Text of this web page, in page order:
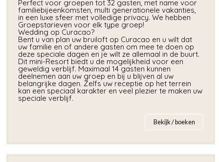
Perfect voor groepen tot 32 gasten, met name voor
familiebijeenkomsten, multi generationele vakanties,
in een luxe sfeer met volledige privacy. We hebben
Groepstarieven voor elk type groep!
Wedding op Curacao?
Bent u van plan uw bruiloft op Curacao en u wilt dat
uw familie en of andere gasten om mee te doen op
deze speciale dagen en je wilt ze allemaal in de buurt.
Dit mini-Resort biedt u de mogelijkheid voor een
geweldig verblijf. Maximaal 14 gasten kunnen
deelnemen aan uw groep en bij u blijven al uw
belangrijke dagen. Zelfs uw receptie op het terrein
kan een speciaal karakter en veel plezier te maken uw
speciale verblijf.
Bekijk / boeken